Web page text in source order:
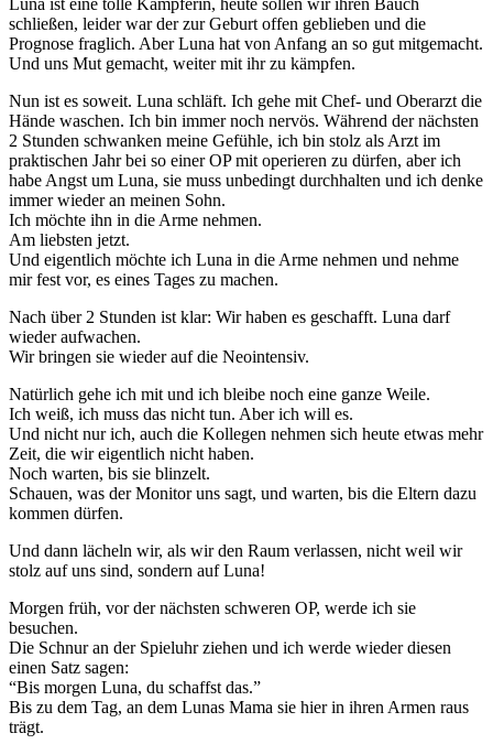
schließen, leider war der zur Geburt offen geblieben und die
Prognose fraglich. Aber Luna hat von Anfang an so gut mitgemacht.
Und uns Mut gemacht, weiter mit ihr zu kämpfen.
Nun ist es soweit. Luna schläft. Ich gehe mit Chef- und Oberarzt die
Hände waschen. Ich bin immer noch nervös. Während der nächsten
2 Stunden schwanken meine Gefühle, ich bin stolz als Arzt im
praktischen Jahr bei so einer OP mit operieren zu dürfen, aber ich
habe Angst um Luna, sie muss unbedingt durchhalten und ich denke
immer wieder an meinen Sohn.
Ich möchte ihn in die Arme nehmen.
Am liebsten jetzt.
Und eigentlich möchte ich Luna in die Arme nehmen und nehme
mir fest vor, es eines Tages zu machen.
Nach über 2 Stunden ist klar: Wir haben es geschafft. Luna darf
wieder aufwachen.
Wir bringen sie wieder auf die Neointensiv.
Natürlich gehe ich mit und ich bleibe noch eine ganze Weile.
Ich weiß, ich muss das nicht tun. Aber ich will es.
Und nicht nur ich, auch die Kollegen nehmen sich heute etwas mehr
Zeit, die wir eigentlich nicht haben.
Noch warten, bis sie blinzelt.
Schauen, was der Monitor uns sagt, und warten, bis die Eltern dazu
kommen dürfen.
Und dann lächeln wir, als wir den Raum verlassen, nicht weil wir
stolz auf uns sind, sondern auf Luna!
Morgen früh, vor der nächsten schweren OP, werde ich sie
besuchen.
Die Schnur an der Spieluhr ziehen und ich werde wieder diesen
einen Satz sagen:
“Bis morgen Luna, du schaffst das.”
Bis zu dem Tag, an dem Lunas Mama sie hier in ihren Armen raus
trägt.